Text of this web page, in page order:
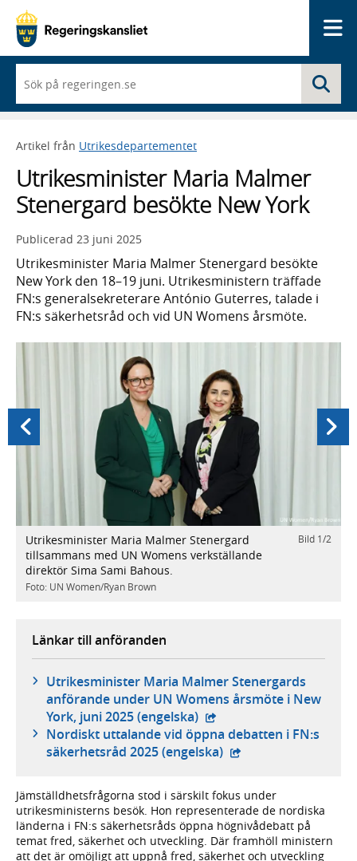
du
börjar
skriva
framträder
lista
med
sökförslag
Artikel från Utrikesdepartementet
Utrikesminister Maria Malmer
Stenergard besökte New York
Publicerad 23 juni 2025
Utrikesminister Maria Malmer Stenergard besökte
New York den 18–19 juni. Utrikesministern träffade
FN:s generalsekreterare António Guterres, talade i
FN:s säkerhetsråd och vid UN Womens årsmöte.
Bild 1/2
Utrikesminister Maria Malmer Stenergard
tillsammans med UN Womens verkställande
direktör Sima Sami Bahous.
Foto: UN Women/Ryan Brown
Föregående
Länkar till anföranden
Utrikesminister Maria Malmer Stenergards
anförande under UN Womens årsmöte i New
York, juni 2025 (engelska) - extern webbplats,
Nordiskt uttalande vid öppna debatten i FN:s
säkerhetsråd 2025 (engelska) - extern webbplats,
Jämställdhetsfrågorna stod i särskilt fokus under
utrikesministerns besök. Hon representerade de nordiska
länderna i FN:s säkerhetsråds öppna högnivådebatt på
temat fred, säkerhet och utveckling. Där framhöll ministern
att det är omöjligt att uppnå fred, säkerhet och utveckling